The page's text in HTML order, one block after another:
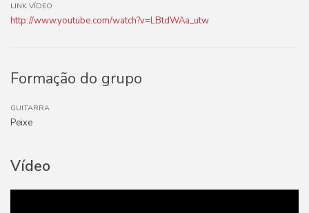
LINK VÍDEO
http://www.youtube.com/watch?v=LBtdWAa_utw
Formação do grupo
GUITARRA
Peixe
Vídeo